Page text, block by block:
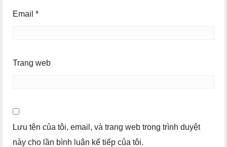
Email *
Trang web
Lưu tên của tôi, email, và trang web trong trình duyệt
này cho lần bình luận kế tiếp của tôi.